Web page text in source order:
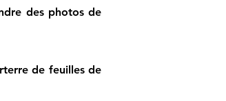
des photos de
de feuilles de